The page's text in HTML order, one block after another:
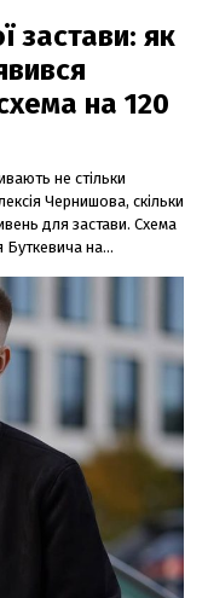
застави: як
на 120
не стільки
Чернишова, скільки
для застави. Схема
Буткевича на...